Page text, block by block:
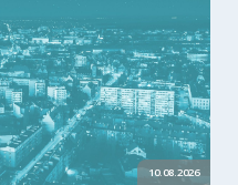
10.08.2026